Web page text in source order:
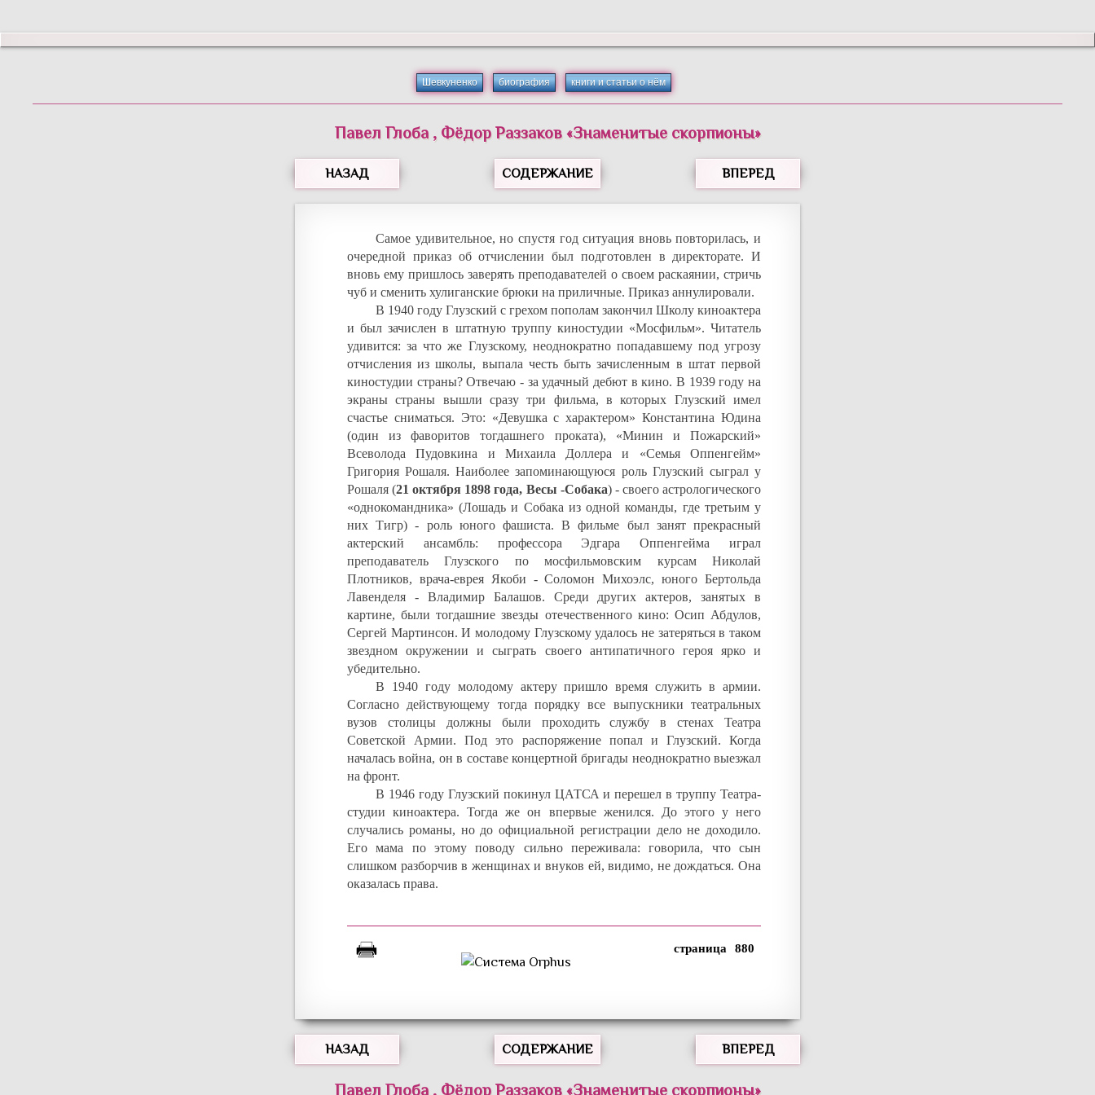
Шевкуненко биография книги и статьи о нём
Павел Глоба , Фёдор Раззаков«Знаменитые скорпионы»
НАЗАД СОДЕРЖАНИЕ ВПЕРЕД
Самое удивительное, но спустя год ситуация вновь повторилась, и
очередной приказ об отчислении был подготовлен в директорате. И
вновь ему пришлось заверять преподавателей о своем раскаянии, стричь
чуб и сменить хулиганские брюки на приличные. Приказ аннулировали.
В 1940 году Глузский с грехом пополам закончил Школу киноактера
и был зачислен в штатную труппу киностудии «Мосфильм». Читатель
удивится: за что же Глузскому, неоднократно попадавшему под угрозу
отчисления из школы, выпала честь быть зачисленным в штат первой
киностудии страны? Отвечаю - за удачный дебют в кино. В 1939 году на
экраны страны вышли сразу три фильма, в которых Глузский имел
счастье сниматься. Это: «Девушка с характером» Константина Юдина
(один из фаворитов тогдашнего проката), «Минин и Пожарский»
Всеволода Пудовкина и Михаила Доллера и «Семья Оппенгейм»
Григория Рошаля. Наиболее запоминающуюся роль Глузский сыграл у
Рошаля (21 октября 1898 года, Весы -Собака) - своего астрологического
«однокомандника» (Лошадь и Собака из одной команды, где третьим у
них Тигр) - роль юного фашиста. В фильме был занят прекрасный
актерский ансамбль: профессора Эдгара Оппенгейма играл
преподаватель Глузского по мосфильмовским курсам Николай
Плотников, врача-еврея Якоби - Соломон Михоэлс, юного Бертольда
Лавенделя - Владимир Балашов. Среди других актеров, занятых в
картине, были тогдашние звезды отечественного кино: Осип Абдулов,
Сергей Мартинсон. И молодому Глузскому удалось не затеряться в таком
звездном окружении и сыграть своего антипатичного героя ярко и
убедительно.
В 1940 году молодому актеру пришло время служить в армии.
Согласно действующему тогда порядку все выпускники театральных
вузов столицы должны были проходить службу в стенах Театра
Советской Армии. Под это распоряжение попал и Глузский. Когда
началась война, он в составе концертной бригады неоднократно выезжал
на фронт.
В 1946 году Глузский покинул ЦАТСА и перешел в труппу Театра-
студии киноактера. Тогда же он впервые женился. До этого у него
случались романы, но до официальной регистрации дело не доходило.
Его мама по этому поводу сильно переживала: говорила, что сын
слишком разборчив в женщинах и внуков ей, видимо, не дождаться. Она
оказалась права.
880
НАЗАД СОДЕРЖАНИЕ ВПЕРЕД
Павел Глоба , Фёдор Раззаков«Знаменитые скорпионы»